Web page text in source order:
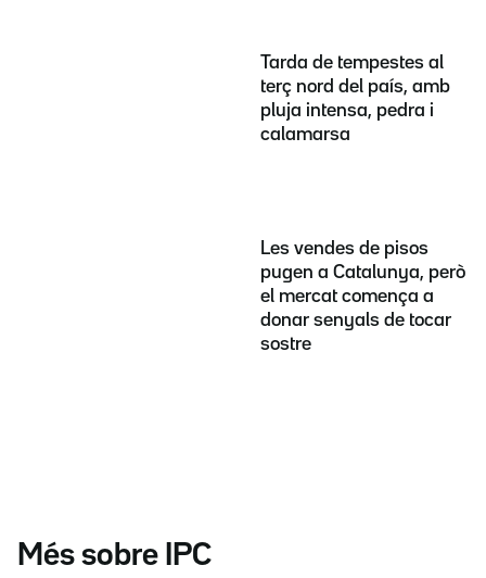
Tarda de tempestes al
terç nord del país, amb
pluja intensa, pedra i
calamarsa
Les vendes de pisos
pugen a Catalunya, però
el mercat comença a
donar senyals de tocar
sostre
Més sobre IPC